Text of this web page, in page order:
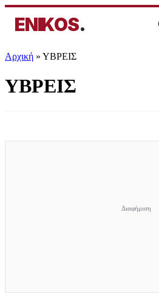
ENIKOS.
Αρχική » ΥΒΡΕΙΣ
ΥΒΡΕΙΣ